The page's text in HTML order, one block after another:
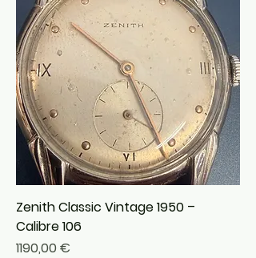
Zenith Classic Vintage 1950 –
Calibre 106
Precio
1190,00 €